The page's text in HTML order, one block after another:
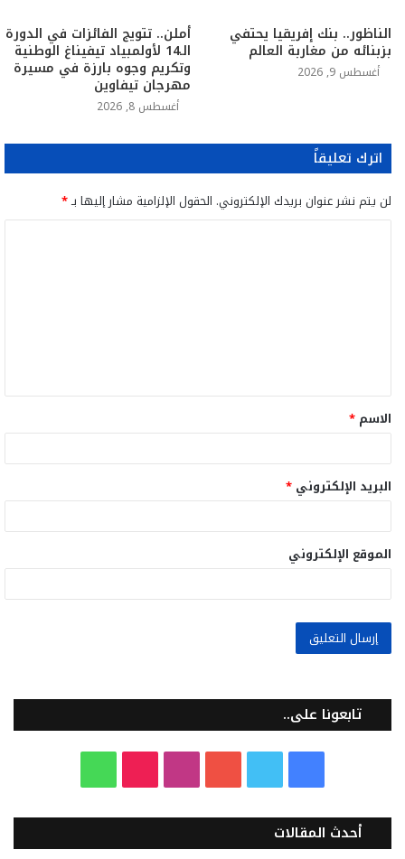
الناظور.. بنك إفريقيا يحتفي
بزبنائه من مغاربة العالم
أغسطس 9, 2026
أملن.. تتويج الفائزات في الدورة
الـ14 لأولمبياد تيفيناغ الوطنية
وتكريم وجوه بارزة في مسيرة
مهرجان تيفاوين
أغسطس 8, 2026
اترك تعليقاً
لن يتم نشر عنوان بريدك الإلكتروني. الحقول الإلزامية مشار إليها بـ*
ق
*
الاسم *
البريد الإلكتروني *
الموقع الإلكتروني
تابعونا على..
س
ي
ت
س
k
ت
أحدث المقالات